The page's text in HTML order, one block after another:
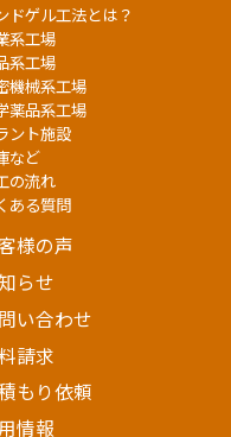
ドゲル工法とは？
系工場
系工場
機械系工場
薬品系工場
ント施設
など
の流れ
ある質問
様の声
らせ
い合わせ
請求
もり依頼
情報